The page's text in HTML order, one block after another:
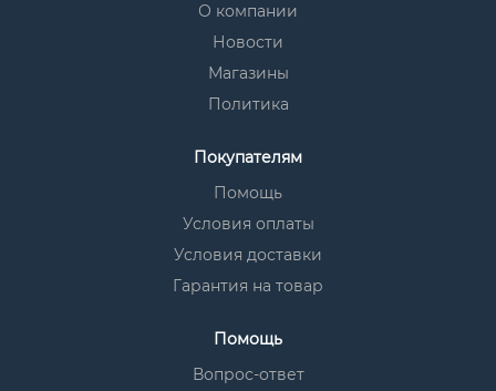
О компании
Новости
Магазины
Политика
Покупателям
Помощь
Условия оплаты
Условия доставки
Гарантия на товар
Помощь
Вопрос-ответ